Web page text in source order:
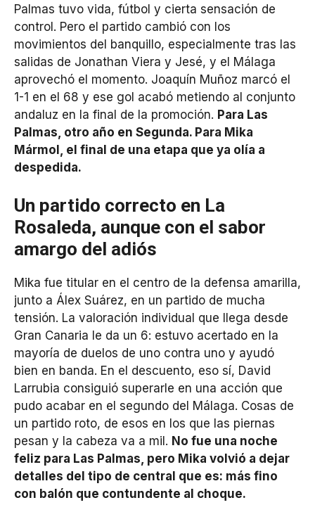
Palmas tuvo vida, fútbol y cierta sensación de
control. Pero el partido cambió con los
movimientos del banquillo, especialmente tras las
salidas de Jonathan Viera y Jesé, y el Málaga
aprovechó el momento. Joaquín Muñoz marcó el
1-1 en el 68 y ese gol acabó metiendo al conjunto
andaluz en la final de la promoción. Para Las
Palmas, otro año en Segunda. Para Mika
Mármol, el final de una etapa que ya olía a
despedida.
Un partido correcto en La
Rosaleda, aunque con el sabor
amargo del adiós
Mika fue titular en el centro de la defensa amarilla,
junto a Álex Suárez, en un partido de mucha
tensión. La valoración individual que llega desde
Gran Canaria le da un 6: estuvo acertado en la
mayoría de duelos de uno contra uno y ayudó
bien en banda. En el descuento, eso sí, David
Larrubia consiguió superarle en una acción que
pudo acabar en el segundo del Málaga. Cosas de
un partido roto, de esos en los que las piernas
pesan y la cabeza va a mil. No fue una noche
feliz para Las Palmas, pero Mika volvió a dejar
detalles del tipo de central que es: más fino
con balón que contundente al choque.